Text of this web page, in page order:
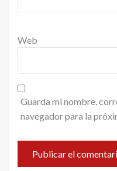
Web
Guarda mi nombre,
navegador para la